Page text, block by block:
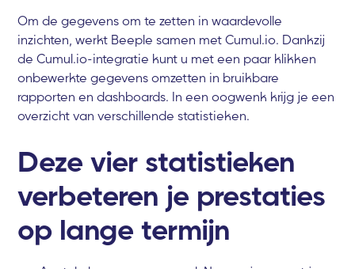
Om de gegevens om te zetten in waardevolle
inzichten, werkt Beeple samen met Cumul.io. Dankzij
de Cumul.io-integratie kunt u met een paar klikken
onbewerkte gegevens omzetten in bruikbare
rapporten en dashboards. In een oogwenk krijg je een
overzicht van verschillende statistieken.
Deze vier statistieken
verbeteren je prestaties
op lange termijn